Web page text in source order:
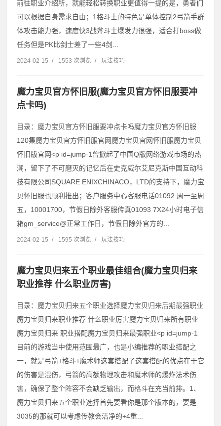
前往职业介绍所，就能轻松转换职业更值得一提的是，勇者们
可以根据自身需求自由；1格斗士的特色是单体控制2弓箭手群
体攻击能力强，速度快3战斧斗士爆发力很强，适合打boss做
任务但是PK比剑士差了一些4剑...
2024-02-15 / 1553 次浏览 / 玩法技巧
魔力宝贝官方怀旧服(魔力宝贝官方怀旧服要冲
点卡吗)
目录：魔力宝贝官方怀旧服要冲点卡吗魔力宝贝官方怀旧服
120集魔力宝贝官方怀旧服官网魔力宝贝官网怀旧服魔力宝贝
怀旧版官网˂p id=jump-1曾掀起了中国Q版网络游戏市场的热
潮，留下了不可磨灭的记忆后在史克威尔艾尼克斯中国互动科
技有限公司SQUARE ENIXCHINACO，LTD的支持下，魔力宝
贝怀旧服也顺利推出；客户服务中心客服电话01092 周一至周
五，10001700，节假日除外客服传真01093 7X24小时电子信
箱gm_service@正常工作日，节假日除外官方的...
2024-02-15 / 1595 次浏览 / 玩法技巧
魔力宝贝归来五个职业最佳组合(魔力宝贝归来
职业推荐 什么职业厉害)
目录：魔力宝贝归来五个职业选择魔力宝贝归来后期最强职业
魔力宝贝归来职业推荐 什么职业厉害魔力宝贝归来所有职业
魔力宝贝归来 职业搭配魔力宝贝归来最强职业˂p id=jump-1
目前的游戏当中使用范围最广，也是小编推荐的职业搭配之
一，就是弓箭+格斗+魔术师这套搭配了这套搭配的优点在于它
的伤害是混伤，弓箭的高额物理攻击和魔术师的爆炸法术伤
害，确保了整个阵容不会缺乏输出，而格斗在充当前排。1、
魔力宝贝归来五个职业选择首先要看你是那个版本的，要是
3035的那就可以考虑传教会洁净的+4重...